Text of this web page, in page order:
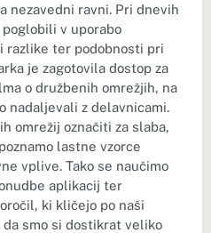
nezavedni ravni. Pri dnevih
v uporabo
razlike ter podobnosti pri
je zagotovila dostop za
o družbenih omrežjih, na
nadaljevali z delavnicami.
omrežij označiti za slaba,
lastne vzorce
vplive. Tako se naučimo
aplikacij ter
ki kličejo po naši
smo si dostikrat veliko